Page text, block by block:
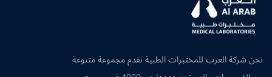
نحن شركة العرب للمختبرات الطبية نقدم مجموعة متنوعة